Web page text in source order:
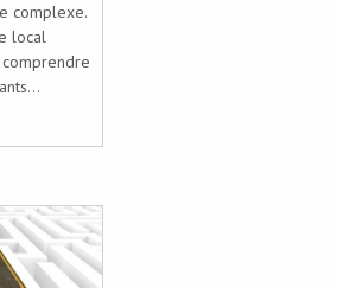
complexe.
local